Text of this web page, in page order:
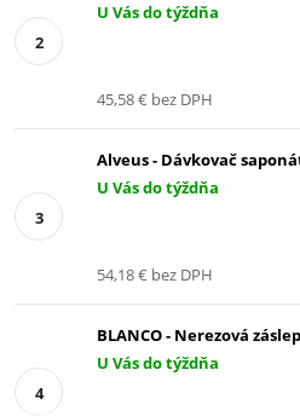
U Vás do týždňa
45,58 € bez DPH
Alveus - Dávkovač
U Vás do týždňa
54,18 € bez DPH
BLANCO - Nerezová
U Vás do týždňa